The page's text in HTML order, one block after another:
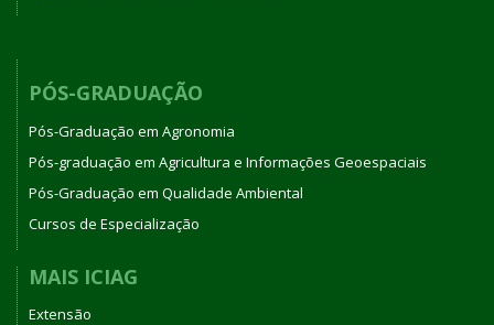
PÓS-GRADUAÇÃO
Pós-Graduação em Agronomia
Pós-graduação em Agricultura e Informações Geoespaciais
Pós-Graduação em Qualidade Ambiental
Cursos de Especialização
MAIS ICIAG
Extensão